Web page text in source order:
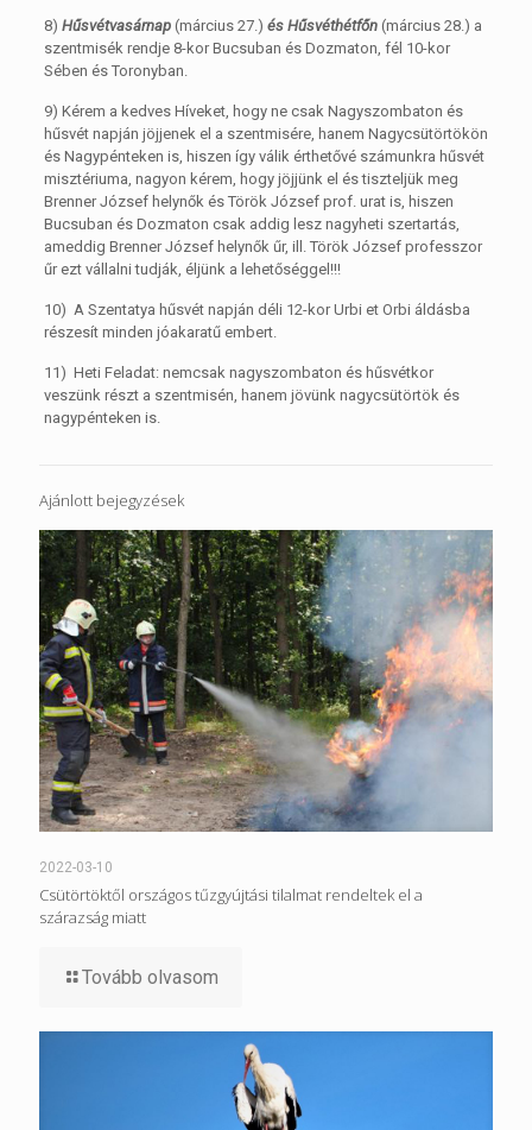
8) Hűsvétvasárnap(március 27.) és Hűsvéthétfőn(március 28.) a
szentmisék rendje 8-kor Bucsuban és Dozmaton, fél 10-kor
Sében és Toronyban.
9) Kérem a kedves Híveket, hogy ne csak Nagyszombaton és
hűsvét napján jöjjenek el a szentmisére, hanem Nagycsütörtökön
és Nagypénteken is, hiszen így válik érthetővé számunkra hűsvét
misztériuma, nagyon kérem, hogy jöjjünk el és tiszteljük meg
Brenner József helynők és Török József prof. urat is, hiszen
Bucsuban és Dozmaton csak addig lesz nagyheti szertartás,
ameddig Brenner József helynők űr, ill. Török József professzor
űr ezt vállalni tudják, éljünk a lehetőséggel!!!
10) A Szentatya hűsvét napján déli 12-kor Urbi et Orbi áldásba
részesít minden jóakaratű embert.
11) Heti Feladat: nemcsak nagyszombaton és hűsvétkor
veszünk részt a szentmisén, hanem jövünk nagycsütörtök és
nagypénteken is.
Ajánlott bejegyzések
2022-03-10
Csütörtöktől országos tűzgyújtási tilalmat rendeltek el a
szárazság miatt
Tovább olvasom